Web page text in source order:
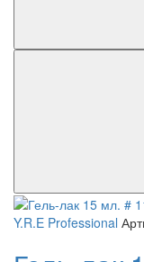
Y.R.E Professional